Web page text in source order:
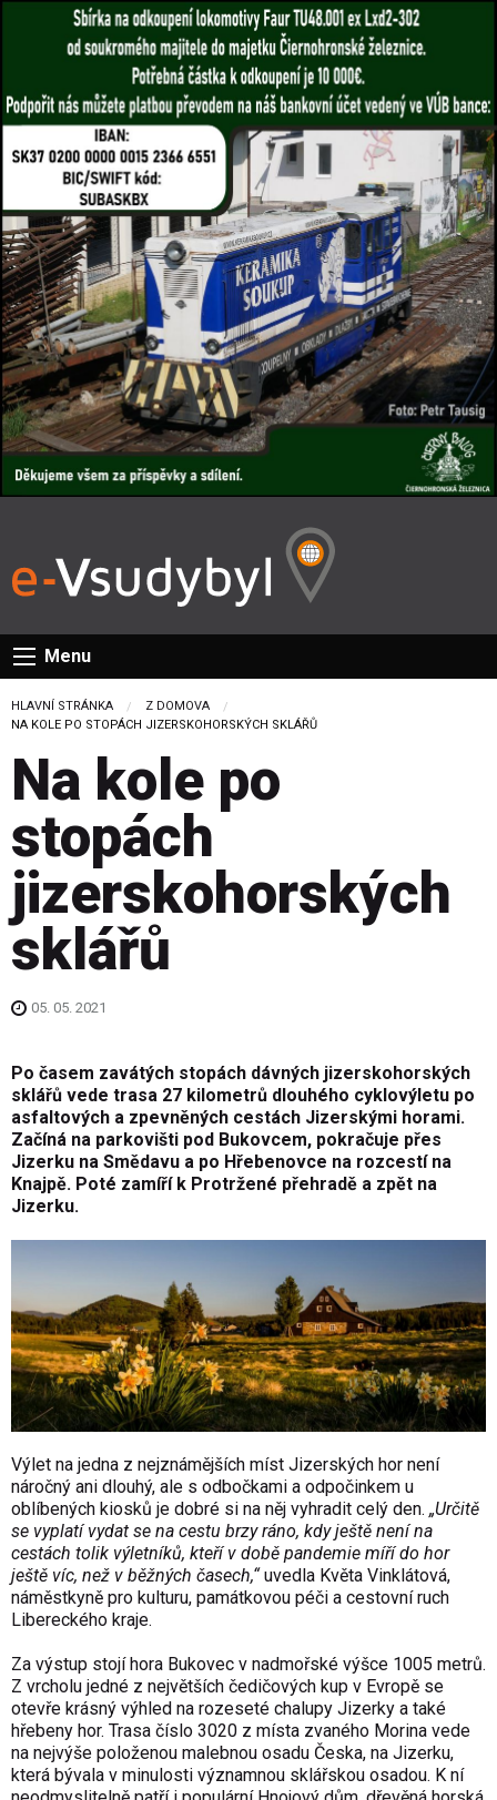
Menu
HLAVNÍ STRÁNKA
Z DOMOVA
CURRENT:
NA KOLE PO STOPÁCH JIZERSKOHORSKÝCH SKLÁŘŮ
Na kole po
stopách
jizerskohorských
sklářů
05. 05. 2021
Po časem zavátých stopách dávných jizerskohorských
sklářů vede trasa 27 kilometrů dlouhého cyklovýletu po
asfaltových a zpevněných cestách Jizerskými horami.
Začíná na parkovišti pod Bukovcem, pokračuje přes
Jizerku na Smědavu a po Hřebenovce na rozcestí na
Knajpě. Poté zamíří k Protržené přehradě a zpět na
Jizerku.
Výlet na jedna z nejznámějších míst Jizerských hor není
náročný ani dlouhý, ale s odbočkami a odpočinkem u
oblíbených kiosků je dobré si na něj vyhradit celý den. „Určitě
se vyplatí vydat se na cestu brzy ráno, kdy ještě není na
cestách tolik výletníků, kteří v době pandemie míří do hor
ještě víc, než v běžných časech,“ uvedla Květa Vinklátová,
náměstkyně pro kulturu, památkovou péči a cestovní ruch
Libereckého kraje.
Za výstup stojí hora Bukovec v nadmořské výšce 1005 metrů.
Z vrcholu jedné z největších čedičových kup v Evropě se
otevře krásný výhled na rozeseté chalupy Jizerky a také
hřebeny hor. Trasa číslo 3020 z místa zvaného Morina vede
na nejvýše položenou malebnou osadu Česka, na Jizerku,
která bývala v minulosti významnou sklářskou osadou. K ní